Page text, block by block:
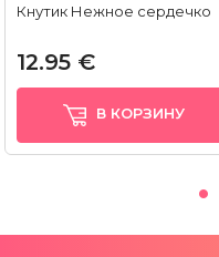
Кнутик Нежное сердечко
12.95 €
В КОРЗИНУ